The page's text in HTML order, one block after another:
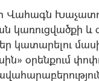
կառուցվածքի և
կատարելու
օրենքում